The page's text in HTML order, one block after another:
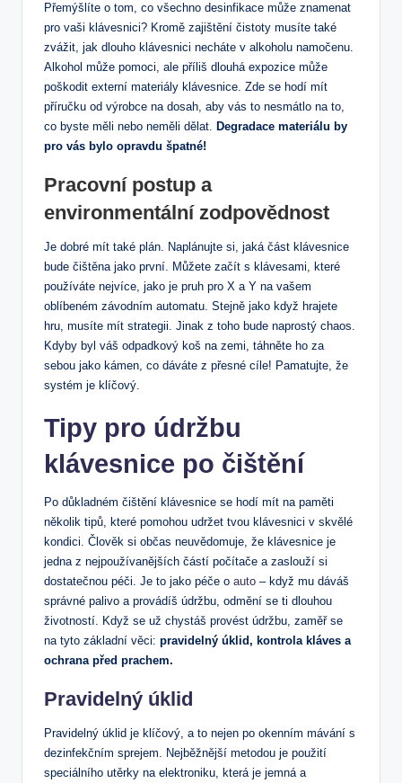
Přemýšlíte o tom, co všechno desinfikace může znamenat
pro vaši klávesnici? Kromě zajištění čistoty musíte také
zvážit, jak dlouho klávesnici necháte v alkoholu namočenu.
Alkohol může pomoci, ale příliš dlouhá expozice může
poškodit externí materiály klávesnice. Zde se hodí mít
příručku od výrobce na dosah, aby vás to nesmátlo na to,
co byste měli nebo neměli dělat. Degradace materiálu by
pro vás bylo opravdu špatné!
Pracovní postup a
environmentální zodpovědnost
Je dobré mít také plán. Naplánujte si, jaká část klávesnice
bude čištěna jako první. Můžete začít s klávesami, které
používáte nejvíce, jako je pruh pro X a Y na vašem
oblíbeném závodním automatu. Stejně jako když hrajete
hru, musíte mít strategii. Jinak z toho bude naprostý chaos.
Kdyby byl váš odpadkový koš na zemi, táhněte ho za
sebou jako kámen, co dáváte z přesné cíle! Pamatujte, že
systém je klíčový.
Tipy pro údržbu
klávesnice po čištění
Po důkladném čištění klávesnice se hodí mít na paměti
několik tipů, které pomohou udržet tvou klávesnici v skvělé
kondici. Člověk si občas neuvědomuje, že klávesnice je
jedna z nejpoužívanějších částí počítače a zaslouží si
dostatečnou péči. Je to jako péče o auto – když mu dáváš
správné palivo a provádíš údržbu, odmění se ti dlouhou
životností. Když se už chystáš provést údržbu, zaměř se
na tyto základní věci: pravidelný úklid, kontrola kláves a
ochrana před prachem.
Pravidelný úklid
Pravidelný úklid je klíčový, a to nejen po okenním mávání s
dezinfekčním sprejem. Nejběžnější metodou je použití
speciálního utěrky na elektroniku, která je jemná a